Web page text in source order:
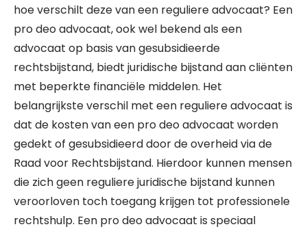
hoe verschilt deze van een reguliere advocaat? Een
pro deo advocaat, ook wel bekend als een
advocaat op basis van gesubsidieerde
rechtsbijstand, biedt juridische bijstand aan cliënten
met beperkte financiële middelen. Het
belangrijkste verschil met een reguliere advocaat is
dat de kosten van een pro deo advocaat worden
gedekt of gesubsidieerd door de overheid via de
Raad voor Rechtsbijstand. Hierdoor kunnen mensen
die zich geen reguliere juridische bijstand kunnen
veroorloven toch toegang krijgen tot professionele
rechtshulp. Een pro deo advocaat is speciaal